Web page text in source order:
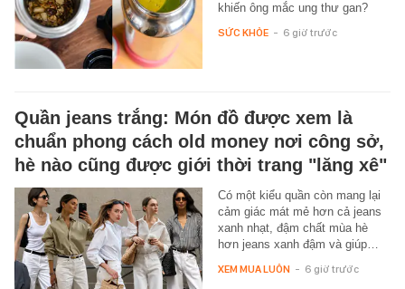
khiến ông mắc ung thư gan?
SỨC KHỎE - 6 giờ trước
Quần jeans trắng: Món đồ được xem là
chuẩn phong cách old money nơi công sở,
hè nào cũng được giới thời trang "lăng xê"
Có một kiểu quần còn mang lại
cảm giác mát mẻ hơn cả jeans
xanh nhạt, đậm chất mùa hè
hơn jeans xanh đậm và giúp…
XEM MUA LUÔN - 6 giờ trước